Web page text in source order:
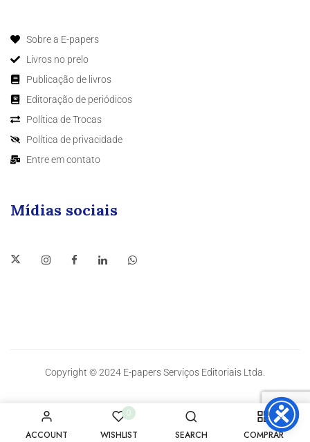
ACCOUNT
0
WISHLIST
SEARCH COMPRAR
Sobre a E-papers
Livros no prelo
Publicação de livros
Editoração de periódicos
Política de Trocas
Política de privacidade
Entre em contato
Mídias sociais
Copyright © 2024 E-papers Serviços Editoriais Ltda.